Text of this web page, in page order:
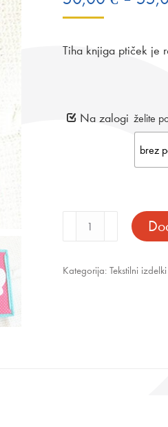
Tiha knjiga ptiček je
Na zalogi želite
brez
knjiga
količina
Kategorija: Tekstilni